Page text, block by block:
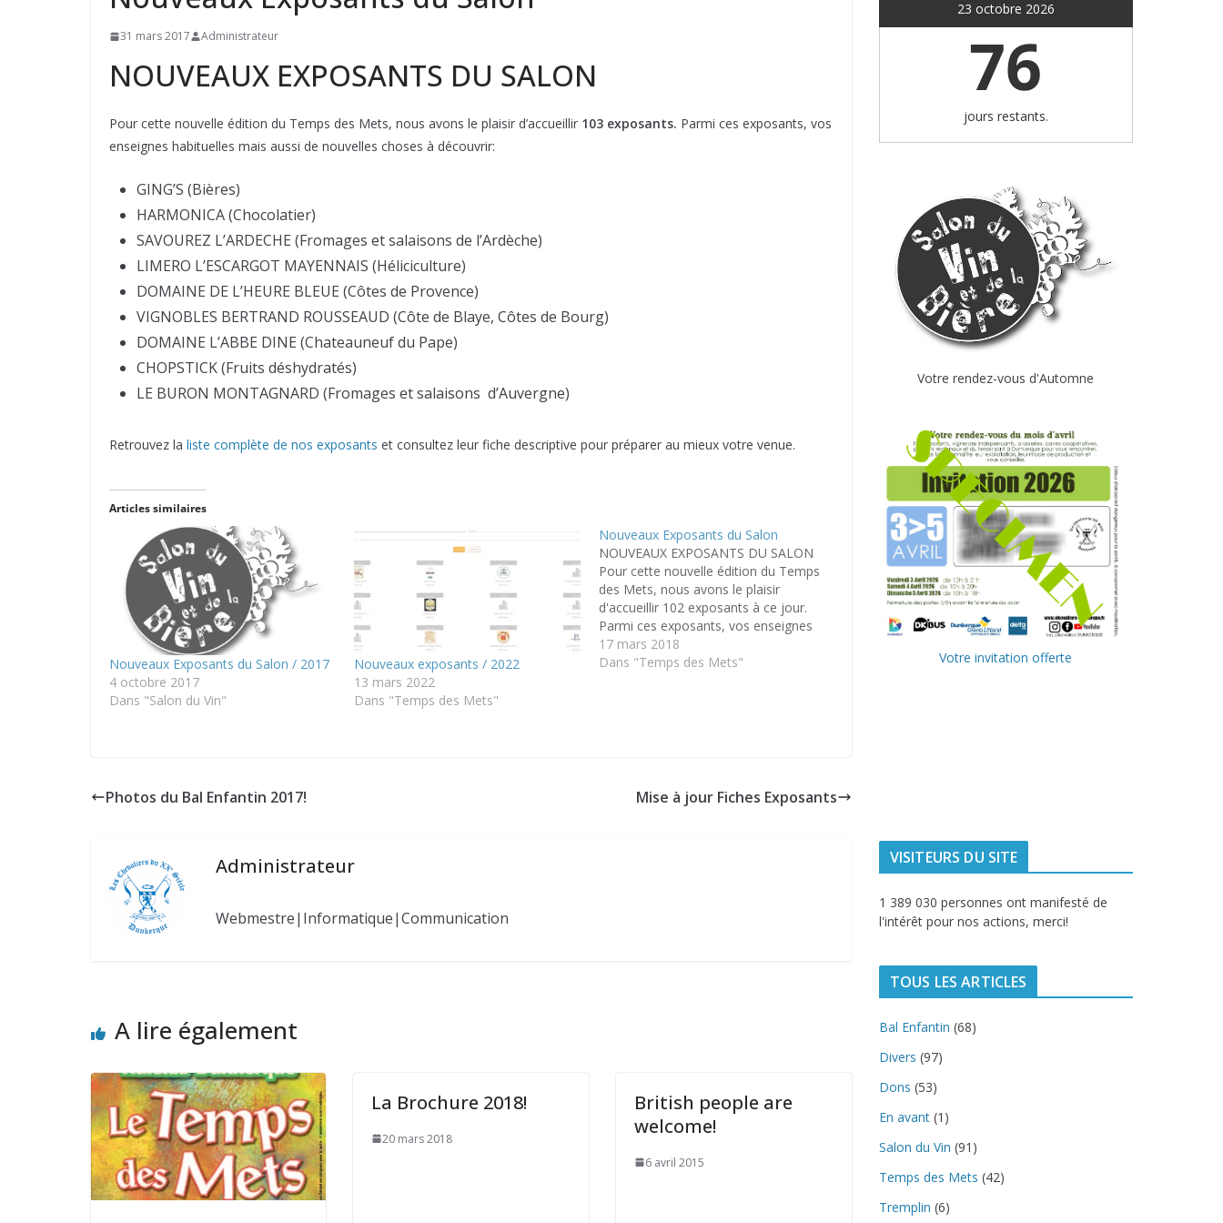
31 mars 2017 Administrateur
NOUVEAUX EXPOSANTS DU SALON
Pour cette nouvelle édition du Temps des Mets, nous avons le plaisir d’accueillir 103 exposants. Parmi ces exposants, vos
enseignes habituelles mais aussi de nouvelles choses à découvrir:
GING’S (Bières)
HARMONICA (Chocolatier)
SAVOUREZ L’ARDECHE (Fromages et salaisons de l’Ardèche)
LIMERO L’ESCARGOT MAYENNAIS (Héliciculture)
DOMAINE DE L’HEURE BLEUE (Côtes de Provence)
VIGNOBLES BERTRAND ROUSSEAUD (Côte de Blaye, Côtes de Bourg)
DOMAINE L’ABBE DINE (Chateauneuf du Pape)
CHOPSTICK (Fruits déshydratés)
LE BURON MONTAGNARD (Fromages et salaisons d’Auvergne)
Retrouvez la liste complète de nos exposants et consultez leur fiche descriptive pour préparer au mieux votre venue.
Articles similaires
Nouveaux Exposants du Salon / 2017
4 octobre 2017
Dans "Salon du Vin"
Nouveaux exposants / 2022
13 mars 2022
Dans "Temps des Mets"
Nouveaux Exposants du Salon
NOUVEAUX EXPOSANTS DU SALON
Pour cette nouvelle édition du Temps
des Mets, nous avons le plaisir
d'accueillir 102 exposants à ce jour.
Parmi ces exposants, vos enseignes
habituelles mais aussi de nouvelles
choses à découvrir: Mas Amiel
17 mars 2018
Dans "Temps des Mets"
Photos du Bal Enfantin 2017! Mise à jour Fiches Exposants
Administrateur
Webmestre|Informatique|Communication
A lire également
La Brochure 2018!
20 mars 2018
British people are
welcome!
6 avril 2015
23 octobre 2026
76
jours restants.
Votre rendez-vous d'Automne
Votre invitation offerte
VISITEURS DU SITE
1 389 030 personnes ont manifesté de
l'intérêt pour nos actions, merci!
TOUS LES ARTICLES
Bal Enfantin (68)
Divers (97)
Dons (53)
En avant(1)
Salon du Vin (91)
Temps des Mets (42)
Tremplin (6)